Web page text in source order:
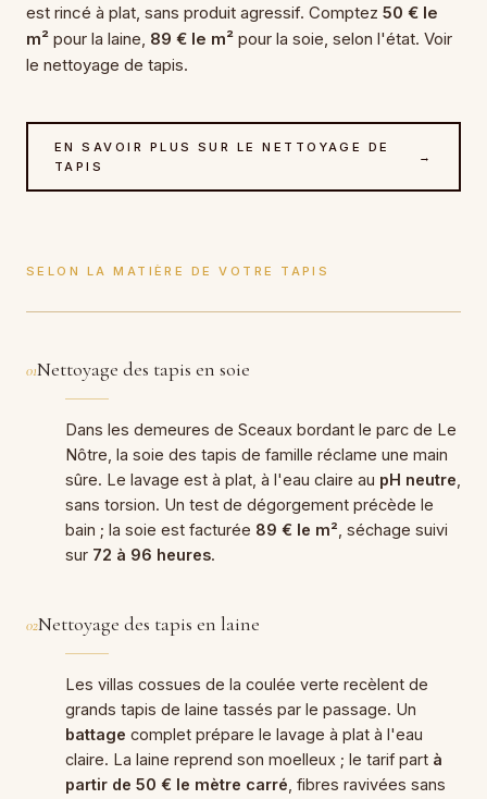
est rincé à plat, sans produit agressif. Comptez 50 € le
m² pour la laine, 89 € le m² pour la soie, selon l'état. Voir
le nettoyage de tapis.
EN SAVOIR PLUS SUR LE NETTOYAGE DE
TAPIS
→
SELON LA MATIÈRE DE VOTRE TAPIS
01Nettoyage des tapis en soie
Dans les demeures de Sceaux bordant le parc de Le
Nôtre, la soie des tapis de famille réclame une main
sûre. Le lavage est à plat, à l'eau claire au pH neutre
sans torsion. Un test de dégorgement précède le
bain ; la soie est facturée 89 € le m² , séchage suivi
sur 72 à 96 heures.
02Nettoyage des tapis en laine
Les villas cossues de la coulée verte recèlent de
grands tapis de laine tassés par le passage. Un
battage complet prépare le lavage à plat à l'eau
claire. La laine reprend son moelleux ; le tarif part à
partir de 50 € le mètre carré , fibres ravivées sans